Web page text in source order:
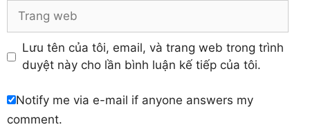
Trang
Lưu tên của tôi, email, và trang web trong trình
duyệt này cho lần bình luận kế tiếp của tôi.
Notify me via e-mail if anyone answers my
comment.